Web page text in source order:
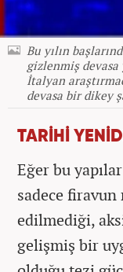
Bu yılın
gizlenmiş
İtalyan
devasa bir dikey
TARİHİ
Eğer bu
sadece
edilmediği,
gelişmiş bir